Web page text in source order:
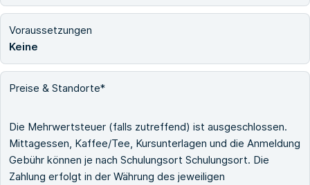
Voraussetzungen
Keine
Preise & Standorte*
Die Mehrwertsteuer (falls zutreffend) ist ausgeschlossen.
Mittagessen, Kaffee/Tee, Kursunterlagen und die Anmeldung
Gebühr können je nach Schulungsort Schulungsort. Die
Zahlung erfolgt in der Währung des jeweiligen